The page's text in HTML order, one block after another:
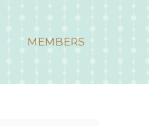
MEMBERS